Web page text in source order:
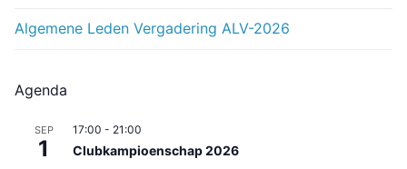
Algemene Leden Vergadering ALV-2026
Agenda
SEP
1
17:00 - 21:00
Clubkampioenschap 2026